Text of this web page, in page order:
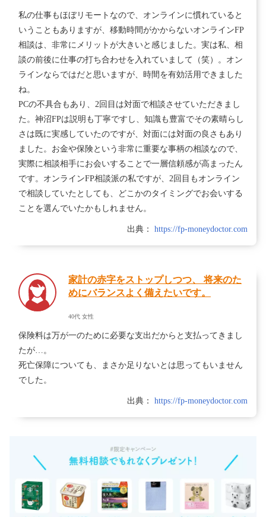
私の仕事もほぼリモートなので、オンラインに慣れていると
いうこともありますが、移動時間がかからないオンラインFP
相談は、非常にメリットが大きいと感じました。実は私、相
談の前後に仕事の打ち合わせを入れていまして（笑）。オン
ラインならではだと思いますが、時間を有効活用できました
ね。
PCの不具合もあり、2回目は対面で相談させていただきまし
た。神沼FPは説明も丁寧ですし、知識も豊富でその素晴らし
さは既に実感していたのですが、対面には対面の良さもあり
ました。お金や保険という非常に重要な事柄の相談なので、
実際に相談相手にお会いすることで一層信頼感が高まったん
です。オンラインFP相談派の私ですが、2回目もオンライン
で相談していたとしても、どこかのタイミングでお会いする
ことを選んでいたかもしれません。
出典： https://fp-moneydoctor.com
家計の赤字をストップしつつ、 将来のた
めにバランスよく備えたいです。
40代 女性
保険料は万が一のために必要な支出だからと支払ってきまし
たが…。
死亡保障についても、まさか足りないとは思ってもいません
でした。
出典： https://fp-moneydoctor.com